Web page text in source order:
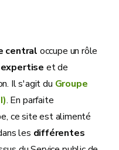
central occupe un rôle
expertise et de
Il s'agit du Groupe
. En parfaite
ce site est alimenté
les différentes